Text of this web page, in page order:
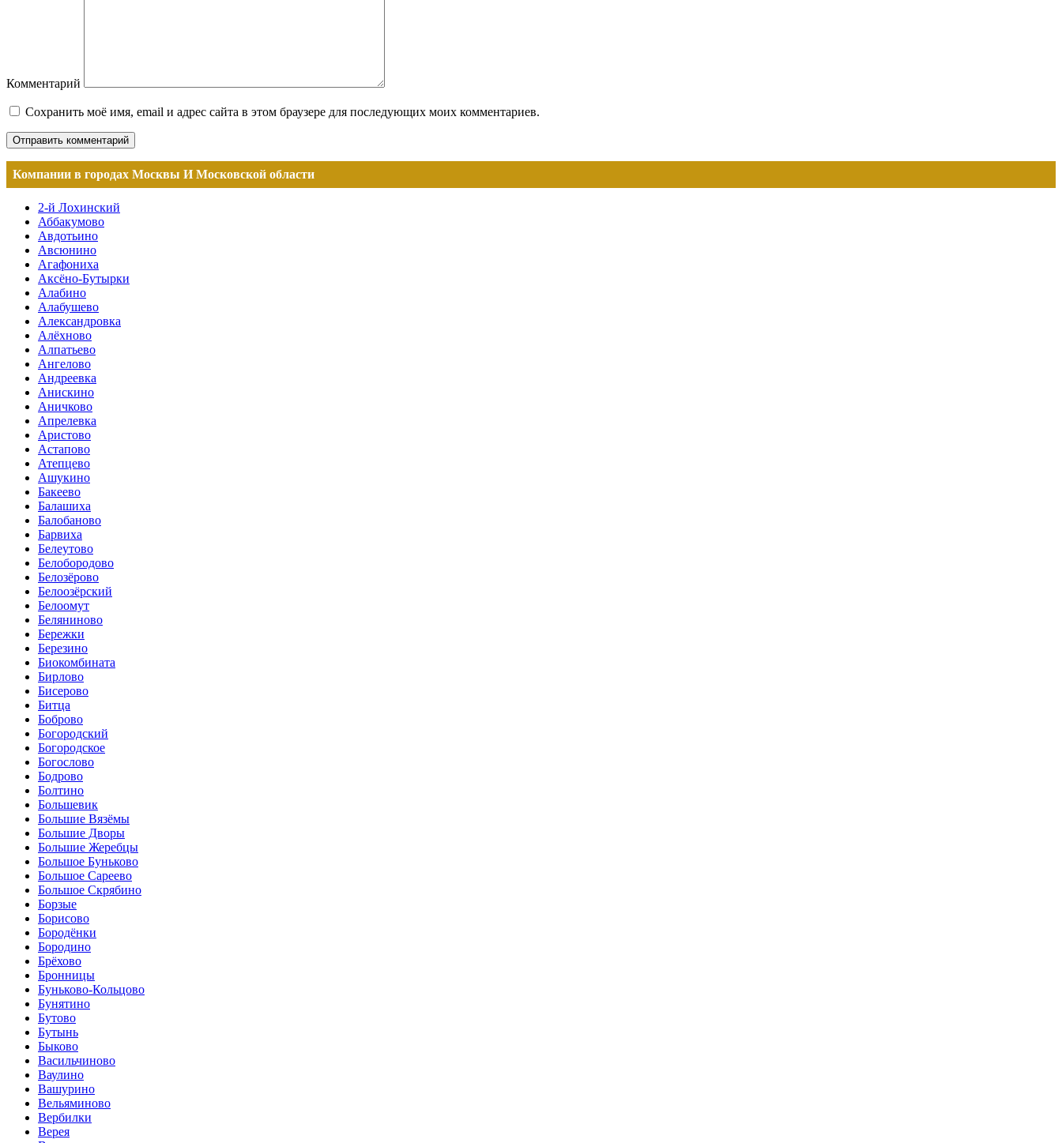
Комментарий
Сохранить моё имя, email и адрес сайта в этом браузере для последующих моих комментариев.
Компании в городах Москвы И Московской области
2-й Лохинский
Аббакумово
Авдотьино
Авсюнино
Агафониха
Аксёно-Бутырки
Алабино
Алабушево
Александровка
Алёхново
Алпатьево
Ангелово
Андреевка
Анискино
Аничково
Апрелевка
Аристово
Астапово
Атепцево
Ашукино
Бакеево
Балашиха
Балобаново
Барвиха
Белеутово
Белобородово
Белозёрово
Белоозёрский
Белоомут
Беляниново
Бережки
Березино
Биокомбината
Бирлово
Бисерово
Битца
Боброво
Богородский
Богородское
Богослово
Бодрово
Болтино
Большевик
Большие Вязёмы
Большие Дворы
Большие Жеребцы
Большое Буньково
Большое Сареево
Большое Скрябино
Борзые
Борисово
Бородёнки
Бородино
Брёхово
Бронницы
Буньково-Кольцово
Бунятино
Бутово
Бутынь
Быково
Васильчиново
Ваулино
Вашурино
Вельяминово
Вербилки
Верея